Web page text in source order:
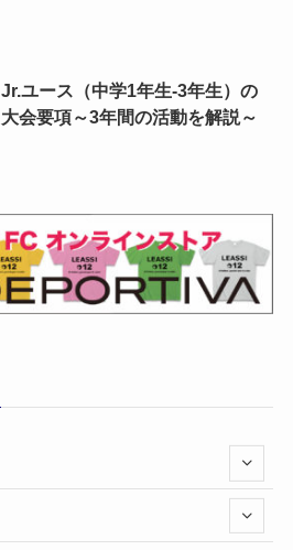
Jr.ユース（中学1年生-3年生）の
大会要項～3年間の活動を解説～